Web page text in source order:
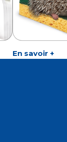
En savoir +